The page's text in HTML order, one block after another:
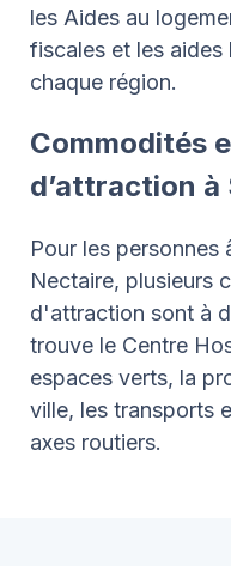
les Aides au
fiscales et les
chaque région.
Commodités
d’attraction
Pour les personnes
Nectaire, plusieurs
d'attraction sont à
trouve le Centre
espaces verts, la
ville, les transports
axes routiers.